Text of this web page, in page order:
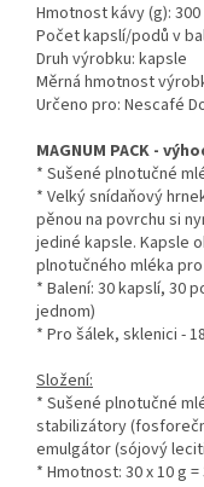
Hmotnost kávy (g): 300
Počet kapslí/podů v
Druh výrobku: kapsle
Měrná hmotnost
Určeno pro: Nescafé
MAGNUM PACK -
* Sušené plnotučné
* Velký snídaňový
pěnou na povrchu si
jediné kapsle. Kapsle
plnotučného mléka
* Balení: 30 kapslí, 30
jednom)
* Pro šálek, sklenici -
Složení:
* Sušené plnotučné
stabilizátory
emulgátor (sójový
* Hmotnost: 30 x 10 g =